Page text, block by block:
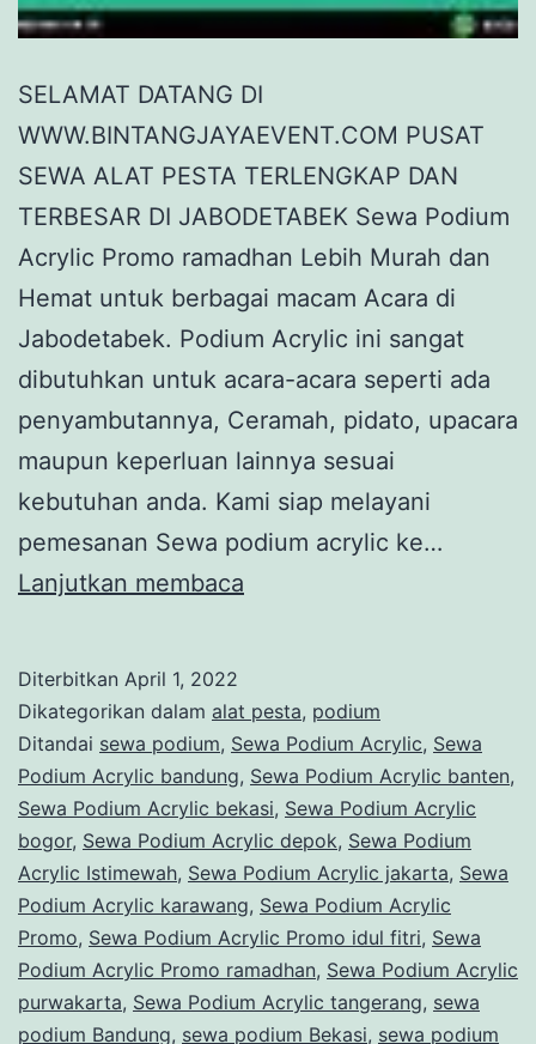
SELAMAT DATANG DI
WWW.BINTANGJAYAEVENT.COM PUSAT
SEWA ALAT PESTA TERLENGKAP DAN
TERBESAR DI JABODETABEK Sewa Podium
Acrylic Promo ramadhan Lebih Murah dan
Hemat untuk berbagai macam Acara di
Jabodetabek. Podium Acrylic ini sangat
dibutuhkan untuk acara-acara seperti ada
penyambutannya, Ceramah, pidato, upacara
maupun keperluan lainnya sesuai
kebutuhan anda. Kami siap melayani
pemesanan Sewa podium acrylic ke…
Lanjutkan membaca
Promo
ramadhan
Lebih
Murah
dan
Hemat
Diterbitkan April 1, 2022
Dikategorikan dalam alat pesta, podium
Ditandai sewa podium, Sewa Podium Acrylic, Sewa
Podium Acrylic bandung, Sewa Podium Acrylic banten,
Sewa Podium Acrylic bekasi, Sewa Podium Acrylic
bogor, Sewa Podium Acrylic depok, Sewa Podium
Acrylic Istimewah, Sewa Podium Acrylic jakarta, Sewa
Podium Acrylic karawang, Sewa Podium Acrylic
Promo, Sewa Podium Acrylic Promo idul fitri, Sewa
Podium Acrylic Promo ramadhan, Sewa Podium Acrylic
purwakarta, Sewa Podium Acrylic tangerang, sewa
podium Bandung, sewa podium Bekasi, sewa podium